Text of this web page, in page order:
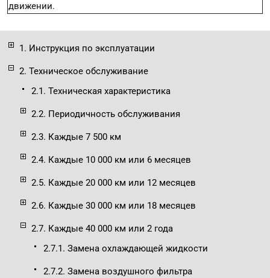
1. Инструкция по эксплуатации
2. Техническое обслуживание
2.1. Техническая характеристика
2.2. Периодичность обслуживания
2.3. Каждые 7 500 км
2.4. Каждые 10 000 км или 6 месяцев
2.5. Каждые 20 000 км или 12 месяцев
2.6. Каждые 30 000 км или 18 месяцев
2.7. Каждые 40 000 км или 2 года
2.7.1. Замена охлаждающей жидкости
2.7.2. Замена воздушного фильтра
движении.